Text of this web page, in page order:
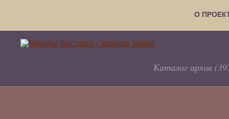
О
Каталог архив